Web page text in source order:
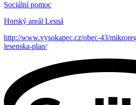
Sociální pomoc
Horský areál Lesná
http://www.vysokapec.cz/obec-43/
lesenska-plan/